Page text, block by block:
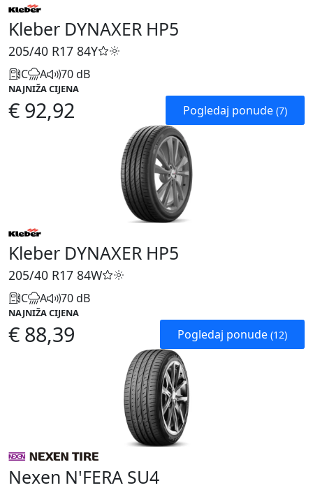
Kleber DYNAXER HP5
205/40 R17 84Y
C A 70 dB
NAJNIŽA CIJENA
€ 92,92 Pogledaj ponude (7)
Kleber DYNAXER HP5
205/40 R17 84W
C A 70 dB
NAJNIŽA CIJENA
€ 88,39 Pogledaj ponude (12)
Nexen N'FERA SU4